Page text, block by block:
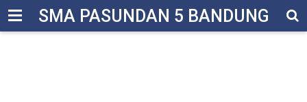
--> SMA PASUNDAN 5 BANDUNG